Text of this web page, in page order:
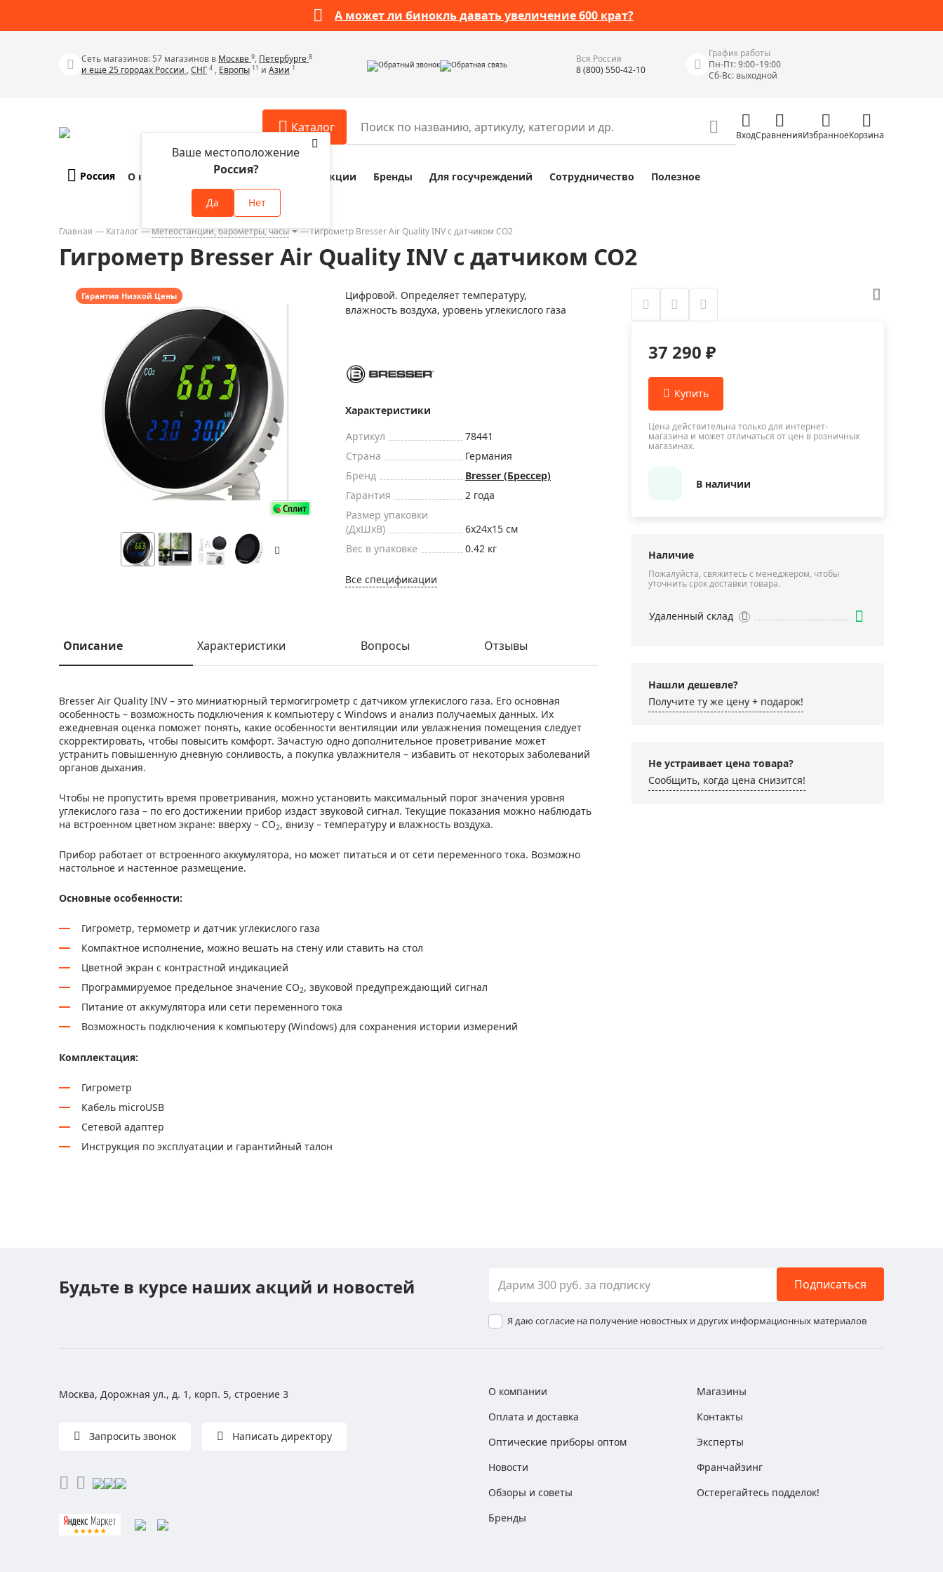
А может ли бинокль давать увеличение 600 крат?
Сеть магазинов: 57 магазинов в Москве 9, Петербурге 8
и еще 25 городах России ,СНГ 4 , Европы 11 и Азии 1 Обратный звонок Обратная связь
Вся Россия
8 (800) 550-42-10
График работы
Пн-Пт: 9:00–19:00
Сб-Вс: выходной
Каталог
Телескопы
Бинокли
Зрительные трубы
Лупы
Приборы ночного видения
Тепловизоры
Прицелы
Фотогаджеты
Метеостанции, барометры, часы
Discovery (Дискавери)
Оптика для детей Levenhuk LabZZ
Подарки
Хиты продаж
Аксессуары для микроскопов
Аксессуары для зрительных труб
Аксессуары для биноклей
Аксессуары для луп
Аксессуары для приборов ночного
Распродажа
Распродажа оптики по специальным
ценам
Распродажа выставочных образцов
Разное
Компасы
Наборы исследователя Bresser Junior
Наборы для химических опытов
Глобусы
Глобусы интерактивные
Фонари
Элементы питания, карты памяти
Экшн-камеры
Фотооборудование
Измерительные инструменты
Приборы неразрушающего контроля
Приборы теплового контроля
Детекторы проводки
Влагомеры (датчики влажности)
Измерители параметров окружающей
среды
Видеоэндоскопы
Металлоискатели
Теодолиты
Прочее
ВходСравненияИзбранноеКорзина
Россия
Ваше местоположение
Россия?
Да Нет
О компании Оплата и доставка Акции Бренды Для госучреждений Сотрудничество Полезное
Главная Каталог Метеостанции, барометры, часы Гигрометр Bresser Air Quality INV с датчиком CO2
Гигрометр Bresser Air Quality INV с датчиком CO2
Гарантия Низкой Цены
Цифровой. Определяет температуру,
влажность воздуха, уровень углекислого газа
Характеристики
Артикул
78441
Страна
Германия
Бренд
Bresser (Брессер)
Гарантия
2 года
Размер упаковки
(ДxШxВ)
6x24x15 см
Вес в упаковке
0.42 кг
Все спецификации
Описание Характеристики Вопросы Отзывы
Bresser Air Quality INV – это миниатюрный термогигрометр с датчиком углекислого газа. Его основная
особенность – возможность подключения к компьютеру с Windows и анализ получаемых данных. Их
ежедневная оценка поможет понять, какие особенности вентиляции или увлажнения помещения следует
скорректировать, чтобы повысить комфорт. Зачастую одно дополнительное проветривание может
устранить повышенную дневную сонливость, а покупка увлажнителя – избавить от некоторых заболеваний
органов дыхания.
Чтобы не пропустить время проветривания, можно установить максимальный порог значения уровня
углекислого газа – по его достижении прибор издаст звуковой сигнал. Текущие показания можно наблюдать
на встроенном цветном экране: вверху – CO2, внизу – температуру и влажность воздуха.
Прибор работает от встроенного аккумулятора, но может питаться и от сети переменного тока. Возможно
настольное и настенное размещение.
Основные особенности:
Гигрометр, термометр и датчик углекислого газа
Компактное исполнение, можно вешать на стену или ставить на стол
Цветной экран с контрастной индикацией
Программируемое предельное значение CO2, звуковой предупреждающий сигнал
Питание от аккумулятора или сети переменного тока
Возможность подключения к компьютеру (Windows) для сохранения истории измерений
Комплектация:
Гигрометр
Кабель microUSB
Сетевой адаптер
Инструкция по эксплуатации и гарантийный талон
37 290 ₽
Цена действительна только для интернет-
магазина и может отличаться от цен в розничных
магазинах.
В наличии
Наличие
Пожалуйста, свяжитесь с менеджером, чтобы
уточнить срок доставки товара.
Удаленный склад
Нашли дешевле?
Получите ту же цену + подарок!
Не устраивает цена товара?
Сообщить, когда цена снизится!
Будьте в курсе наших акций и новостей Подписаться
Я даю согласие на получение новостных и других информационных материалов
Москва, Дорожная ул., д. 1, корп. 5, строение 3
Запросить звонок Написать директору
О компании
Оплата и доставка
Оптические приборы оптом
Новости
Обзоры и советы
Бренды
Магазины
Контакты
Эксперты
Франчайзинг
Остерегайтесь подделок!